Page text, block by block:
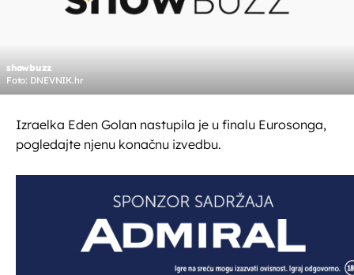
showbuzz
Foto: DNEVNIK.hr
Izraelka Eden Golan nastupila je u finalu Eurosonga,
pogledajte njenu konačnu izvedbu.